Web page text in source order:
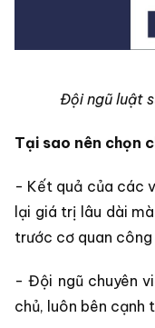
Đội ngũ luật
Tại sao nên chọn
- Kết quả của các
lại giá trị lâu dài
trước cơ quan công
- Đội ngũ chuyên
chủ, luôn bên cạnh